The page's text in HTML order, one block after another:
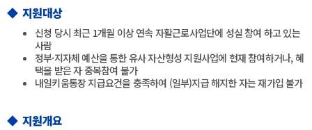
◆ 지원대상
신청 당시 최근 1개월 이상 연속 자활근로사업단에 성실 참여 하고 있는
사람
정부·지자체 예산을 통한 유사 자산형성 지원사업에 현재 참여하거나, 혜
택을 받은 자 중복참여 불가
내일키움통장 지급요건을 충족하여 (일부)지급 해지한 자는 재가입 불가
◆ 지원개요